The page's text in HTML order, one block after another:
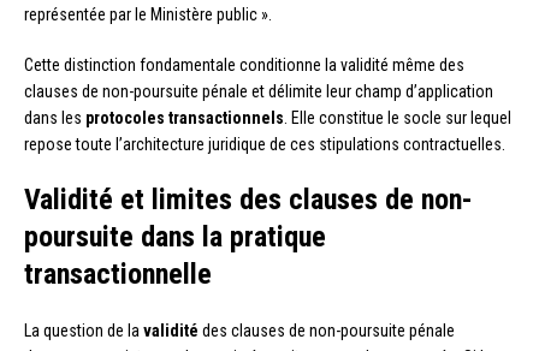
représentée par le Ministère public ».
Cette distinction fondamentale conditionne la validité même des
clauses de non-poursuite pénale et délimite leur champ d’application
dans les protocoles transactionnels. Elle constitue le socle sur lequel
repose toute l’architecture juridique de ces stipulations contractuelles.
Validité et limites des clauses de non-
poursuite dans la pratique
transactionnelle
La question de lavalidité des clauses de non-poursuite pénale